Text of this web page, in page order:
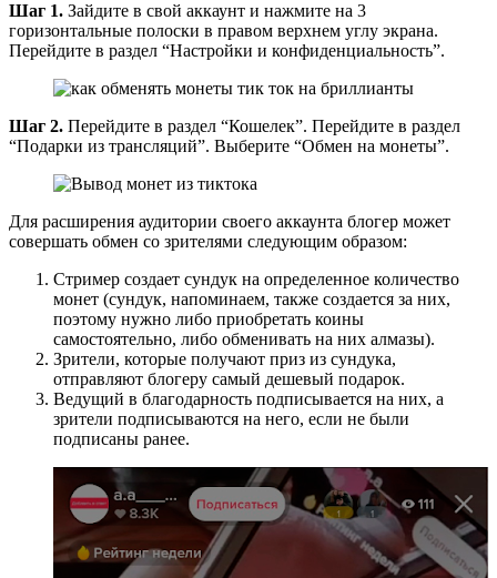
Шаг 1. Зайдите в свой аккаунт и нажмите на 3
горизонтальные полоски в правом верхнем углу экрана.
Перейдите в раздел “Настройки и конфиденциальность”.
Шаг 2. Перейдите в раздел “Кошелек”. Перейдите в раздел
“Подарки из трансляций”. Выберите “Обмен на монеты”.
Для расширения аудитории своего аккаунта блогер может
совершать обмен со зрителями следующим образом:
Стример создает сундук на определенное количество
монет (сундук, напоминаем, также создается за них,
поэтому нужно либо приобретать коины
самостоятельно, либо обменивать на них алмазы).
Зрители, которые получают приз из сундука,
отправляют блогеру самый дешевый подарок.
Ведущий в благодарность подписывается на них, а
зрители подписываются на него, если не были
подписаны ранее.